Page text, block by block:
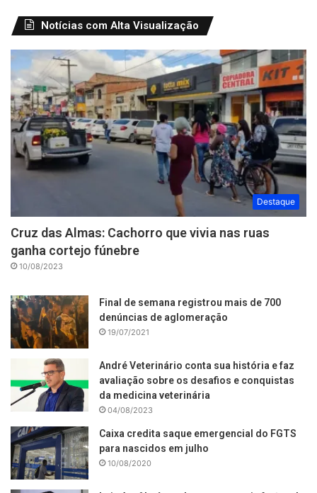
Notícias com Alta Visualização
Destaque
Cruz das Almas: Cachorro que vivia nas ruas
ganha cortejo fúnebre
10/08/2023
Final de semana registrou mais de 700
denúncias de aglomeração
19/07/2021
André Veterinário conta sua história e faz
avaliação sobre os desafios e conquistas
da medicina veterinária
04/08/2023
Caixa credita saque emergencial do FGTS
para nascidos em julho
10/08/2020